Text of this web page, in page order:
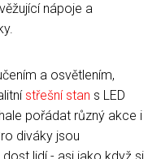
nápoje a
a osvětlením,
střešní stan s LED
pořádat různý akce i
diváky jsou